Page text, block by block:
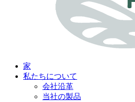
家
私たちについて
会社沿革
当社の製品